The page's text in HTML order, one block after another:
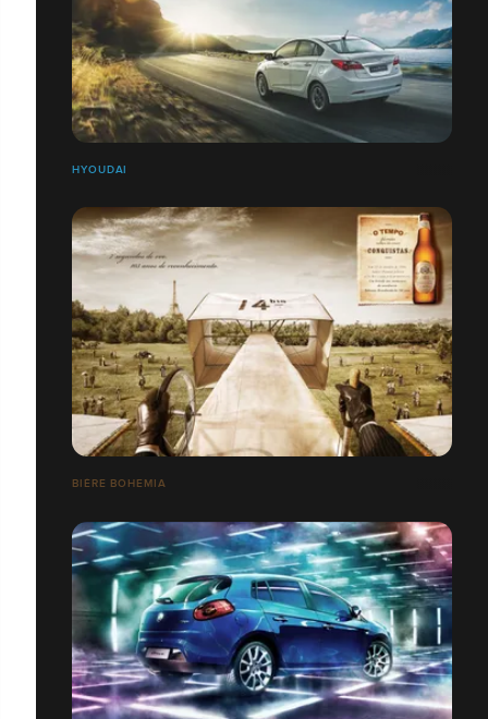
HYOUDAI
BIÈRE BOHEMIA